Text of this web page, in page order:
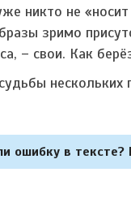
никто не
зримо
– свои. Как
ошибку в